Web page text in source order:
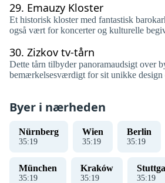
29. Emauzy Kloster
Et historisk kloster med fantastisk
også vært for koncerter og kulturelle
30. Zizkov tv-tårn
Dette tårn tilbyder panoramaudsigt over
bemærkelsesværdigt for sit unikke design
Byer i nærheden
Nürnberg
35:19
Wien
35:19
Berlin
35:19
München
35:19
Kraków
35:19 35:19